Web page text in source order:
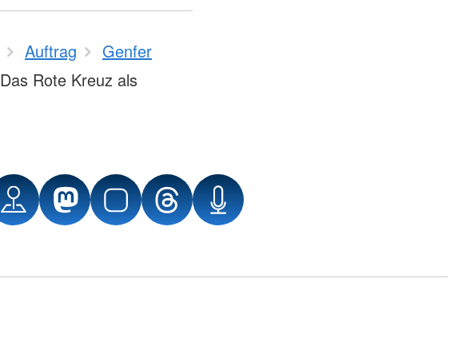
Auftrag
Genfer
Das Rote Kreuz als